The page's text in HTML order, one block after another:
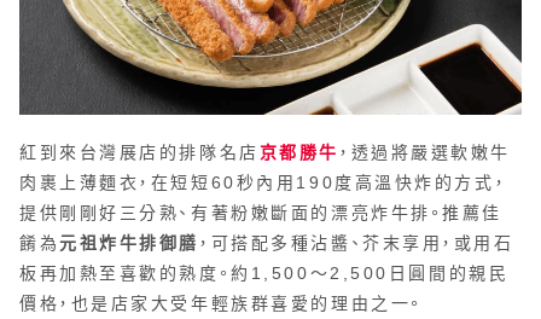
紅到來台灣展店的排隊名店 京都勝牛 ，透過將嚴選軟嫩牛
肉裹上薄麵衣，在短短60秒內用190度高溫快炸的方式，
提供剛剛好三分熟、有著粉嫩斷面的漂亮炸牛排。推薦佳
餚為元祖炸牛排御膳 ，可搭配多種沾醬、芥末享用，或用石
板再加熱至喜歡的熟度。約1,500～2,500日圓間的親民
價格，也是店家大受年輕族群喜愛的理由之一。